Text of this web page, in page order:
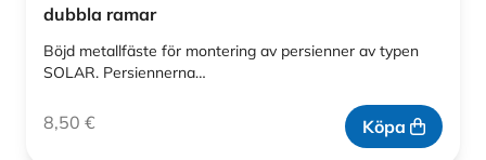
dubbla ramar
Böjd metallfäste för montering av persienner av typen
SOLAR. Persiennerna…
8,50 € Köpa